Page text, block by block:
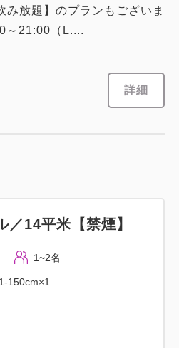
み放題】のプランもございま
～21:00（L....
詳細
／14平米【禁煙】
1~2名
150cm×1